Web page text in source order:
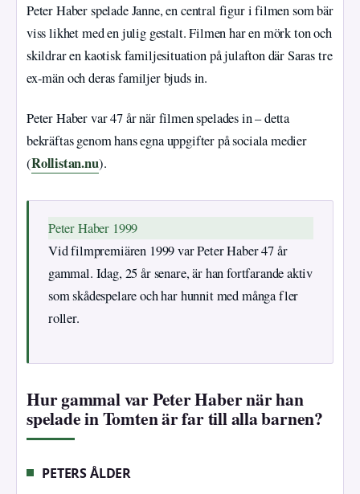
Peter Haber spelade Janne, en central figur i filmen som bär
viss likhet med en julig gestalt. Filmen har en mörk ton och
skildrar en kaotisk familjesituation på julafton där Saras tre
ex-män och deras familjer bjuds in.
Peter Haber var 47 år när filmen spelades in – detta
bekräftas genom hans egna uppgifter på sociala medier
(Rollistan.nu).
Peter Haber 1999
Vid filmpremiären 1999 var Peter Haber 47 år
gammal. Idag, 25 år senare, är han fortfarande aktiv
som skådespelare och har hunnit med många fler
roller.
Hur gammal var Peter Haber när han
spelade in Tomten är far till alla barnen?
PETERS ÅLDER